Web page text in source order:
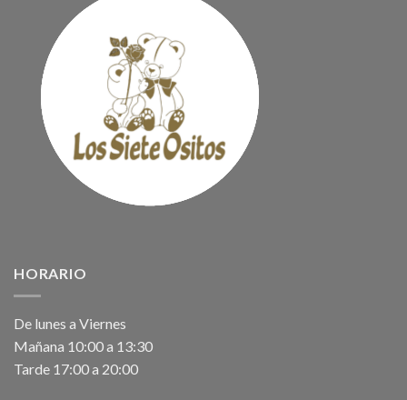
HORARIO
De lunes a Viernes
Mañana 10:00 a 13:30
Tarde 17:00 a 20:00